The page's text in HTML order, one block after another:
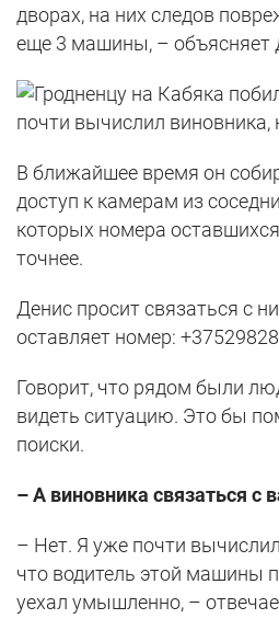
дворах, на них следов
еще 3 машины, – объясняет
В ближайшее время он
доступ к камерам из
которых номера
точнее.
Денис просит связаться с
оставляет номер:
Говорит, что рядом были
видеть ситуацию. Это бы
поиски.
– А виновника связаться с
– Нет. Я уже почти
что водитель этой машины
уехал умышленно, –